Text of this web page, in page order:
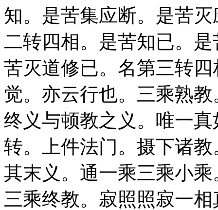
知。是苦集应断。是苦
二转四相。是苦知已。
苦灭道修已。名第三转
觉。亦云行也。三乘熟
终义与顿教之义。唯一
转。上件法门。摄下诸
其末义。通一乘三乘小
三乘终教。寂照照寂一